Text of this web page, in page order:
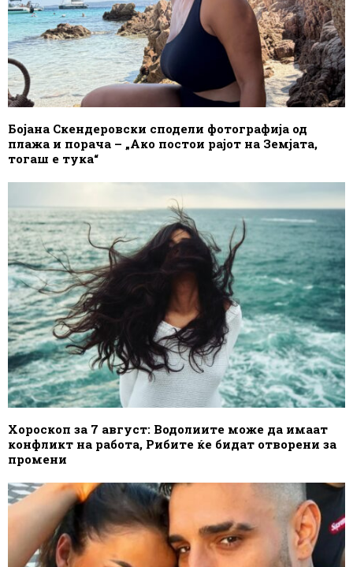
Бојана Скендеровски сподели фотографија од
плажа и порача – „Ако постои рајот на Земјата,
тогаш е тука“
Хороскоп за 7 август: Водолиите може да имаат
конфликт на работа, Рибите ќе бидат отворени за
промени